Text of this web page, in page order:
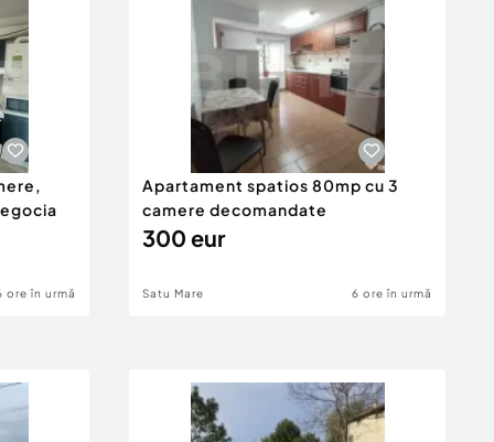
ore în urmă
Apartament spatios 80mp cu 3
camere decomandate
300 eur
Satu Mare 6 ore în urmă